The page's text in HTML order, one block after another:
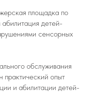
площадка по
детей-
сенсорных
обслуживания
практический опыт
и абилитации детей-